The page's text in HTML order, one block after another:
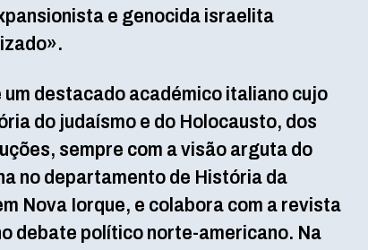
e genocida israelita
destacado académico italiano cujo
do judaísmo e do Holocausto, dos
sempre com a visão arguta do
no departamento de História da
Nova Iorque, e colabora com a revista
debate político norte-americano. Na